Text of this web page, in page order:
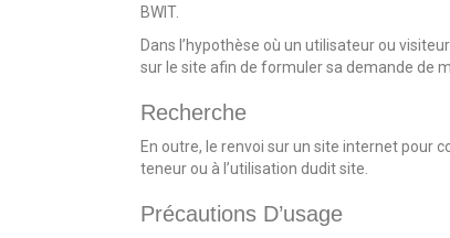
BWIT.
Dans l’hypothèse où un utilisateur ou
sur le site afin de formuler sa demande de
Recherche
En outre, le renvoi sur un site internet pour
teneur ou à l’utilisation dudit site.
Précautions D’usage